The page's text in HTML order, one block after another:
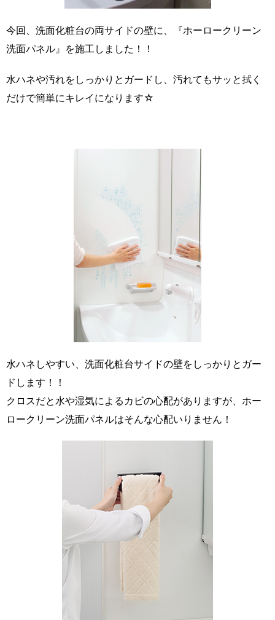
今回、洗面化粧台の両サイドの壁に、『ホーロークリーン
洗面パネル』を施工しました！！
水ハネや汚れをしっかりとガードし、汚れてもサッと拭く
だけで簡単にキレイになります☆
水ハネしやすい、洗面化粧台サイドの壁をしっかりとガー
ドします！！
クロスだと水や湿気によるカビの心配がありますが、ホー
ロークリーン洗面パネルはそんな心配いりません！